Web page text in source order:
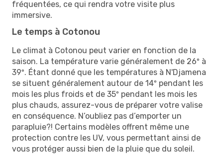
fréquentées, ce qui rendra votre visite plus
immersive.
Le temps à Cotonou
Le climat à Cotonou peut varier en fonction de la
saison. La température varie généralement de 26º à
39º. Étant donné que les températures à N'Djamena
se situent généralement autour de 14º pendant les
mois les plus froids et de 35º pendant les mois les
plus chauds, assurez-vous de préparer votre valise
en conséquence. N’oubliez pas d’emporter un
parapluie?! Certains modèles offrent même une
protection contre les UV, vous permettant ainsi de
vous protéger aussi bien de la pluie que du soleil.